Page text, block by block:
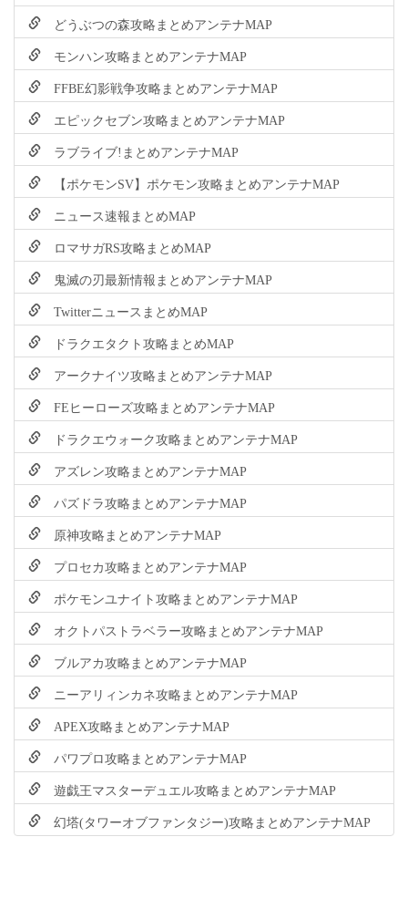
どうぶつの森攻略まとめアンテナMAP
モンハン攻略まとめアンテナMAP
FFBE幻影戦争攻略まとめアンテナMAP
エピックセブン攻略まとめアンテナMAP
ラブライブ!まとめアンテナMAP
【ポケモンSV】ポケモン攻略まとめアンテナMAP
ニュース速報まとめMAP
ロマサガRS攻略まとめMAP
鬼滅の刃最新情報まとめアンテナMAP
TwitterニュースまとめMAP
ドラクエタクト攻略まとめMAP
アークナイツ攻略まとめアンテナMAP
FEヒーローズ攻略まとめアンテナMAP
ドラクエウォーク攻略まとめアンテナMAP
アズレン攻略まとめアンテナMAP
パズドラ攻略まとめアンテナMAP
原神攻略まとめアンテナMAP
プロセカ攻略まとめアンテナMAP
ポケモンユナイト攻略まとめアンテナMAP
オクトパストラベラー攻略まとめアンテナMAP
ブルアカ攻略まとめアンテナMAP
ニーアリィンカネ攻略まとめアンテナMAP
APEX攻略まとめアンテナMAP
パワプロ攻略まとめアンテナMAP
遊戯王マスターデュエル攻略まとめアンテナMAP
幻塔(タワーオブファンタジー)攻略まとめアンテナMAP